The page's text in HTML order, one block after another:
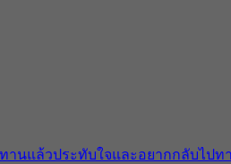
านแล้วประทับใจและอยากกลับไปท